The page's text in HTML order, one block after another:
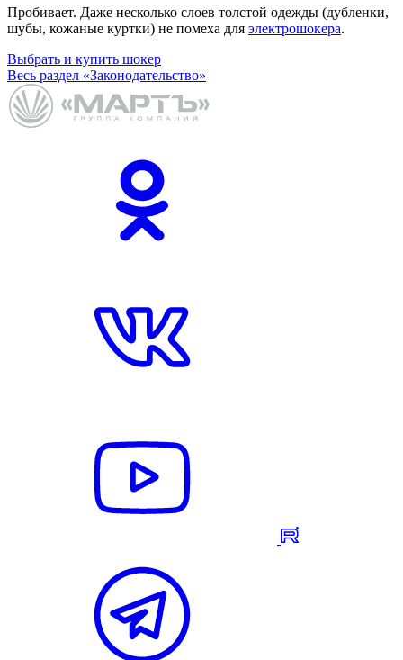
Пробивает. Даже несколько слоев толстой одежды (дубленки,
шубы, кожаные куртки) не помеха для электрошокера.
Выбрать и купить шокер
Весь раздел «Законодательство»